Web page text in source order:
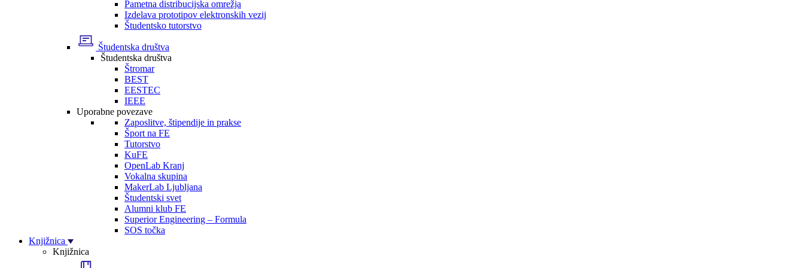
Pametna distribucijska omrežja
Izdelava prototipov elektronskih vezij
Študentsko tutorstvo
Študentska društva
Študentska društva
Štromar
BEST
EESTEC
IEEE
Uporabne povezave
Zaposlitve, štipendije in prakse
Šport na FE
Tutorstvo
KuFE
OpenLab Kranj
Vokalna skupina
MakerLab Ljubljana
Študentski svet
Alumni klub FE
Superior Engineering – Formula
SOS točka
Knjižnica
Knjižnica